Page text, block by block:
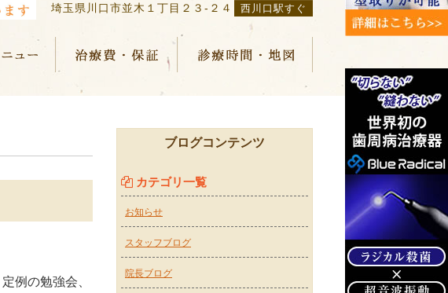
埼玉県川口市並木１丁目２３-２４ 西川口駅すぐ
例の勉強会、
ブログコンテンツ
カテゴリ一覧
お知らせ
スタッフブログ
院長ブログ